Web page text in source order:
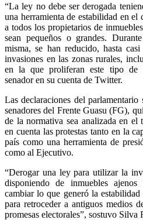
“La ley no debe ser derogada
una herramienta de estabilidad en el
a todos los propietarios de
sean pequeños o grandes.
misma, se han reducido, hasta
invasiones en las zonas rurales,
en la que proliferan este tipo de
senador en su cuenta de Twitter.
Las declaraciones del
senadores del Frente Guasu (FG),
de la normativa sea analizada en el
en cuenta las protestas tanto en la
país como una herramienta de
como al Ejecutivo.
“Derogar una ley para utilizar la
disponiendo de inmuebles
cambiar lo que generó la
para retroceder a antiguos medios
promesas electorales”, sostuvo Silva